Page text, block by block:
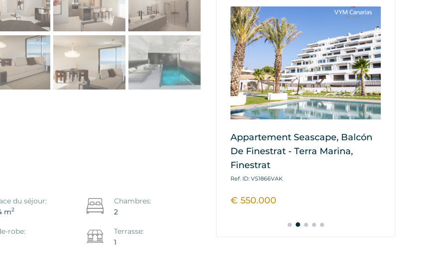
du séjour:
m2
Chambres:
2
robe:
Terrasse:
1
Hondo -
Appartement Seascape, Balcón
De Finestrat - Terra Marina,
Finestrat
Ref. ID: VS1866VAK
€ 550.000